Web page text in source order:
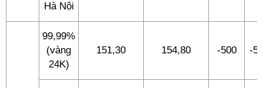
Hà Nội
99,99%
(vàng
24K)
151,30 154,80 -500 -